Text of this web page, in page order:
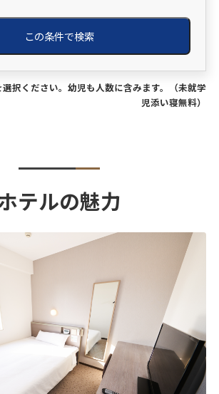
この条件で検索
択ください。幼児も人数に含みます。（未就学
児添い寝無料）
テルの魅力